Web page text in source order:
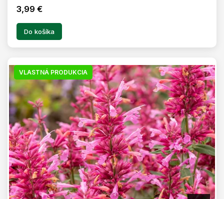
3,99 €
Do košíka
VLASTNÁ PRODUKCIA